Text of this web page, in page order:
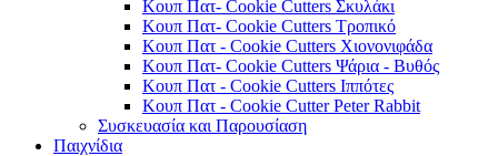
Κουπ Πατ- Cookie Cutters Σκυλάκι
Κουπ Πατ- Cookie Cutters Τροπικό
Κουπ Πατ - Cookie Cutters Χιονονιφάδα
Κουπ Πατ- Cookie Cutters Ψάρια - Βυθός
Κουπ Πατ - Cookie Cutters Ιππότες
Κουπ Πατ - Cookie Cutter Peter Rabbit
Συσκευασία και Παρουσίαση
Παιχνίδια